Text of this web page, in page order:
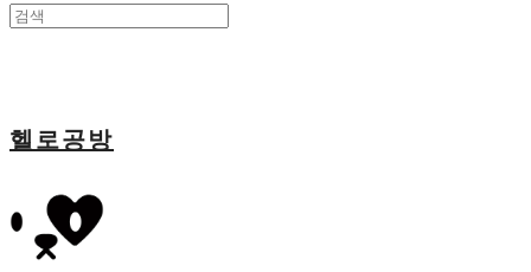
헬로공방